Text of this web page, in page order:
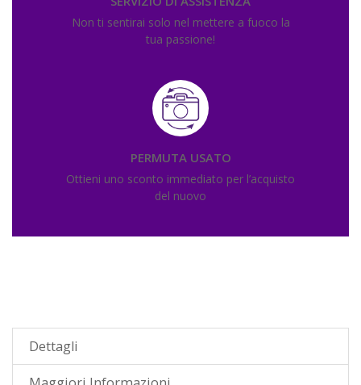
Non ti sentirai solo nel mettere a fuoco la
tua passione!
PERMUTA USATO
Ottieni uno sconto immediato per l’acquisto
del nuovo
Dettagli